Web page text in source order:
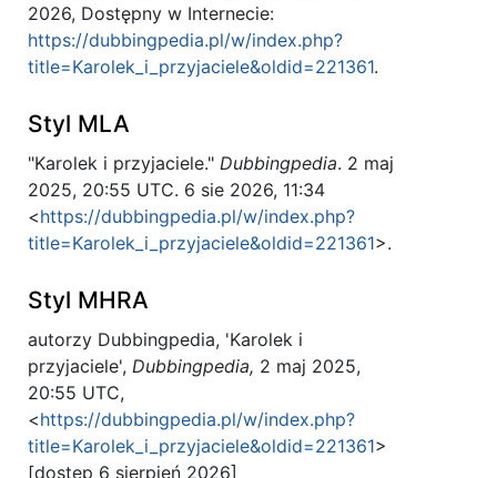
2026, Dostępny w Internecie:
https://dubbingpedia.pl/w/index.php?
title=Karolek_i_przyjaciele&oldid=221361.
Styl MLA
"Karolek i przyjaciele." Dubbingpedia. 2 maj
2025, 20:55 UTC. 6 sie 2026, 11:34
<https://dubbingpedia.pl/w/index.php?
title=Karolek_i_przyjaciele&oldid=221361>.
Styl MHRA
autorzy Dubbingpedia, 'Karolek i
przyjaciele', Dubbingpedia, 2 maj 2025,
20:55 UTC,
<https://dubbingpedia.pl/w/index.php?
title=Karolek_i_przyjaciele&oldid=221361>
[dostęp 6 sierpień 2026]